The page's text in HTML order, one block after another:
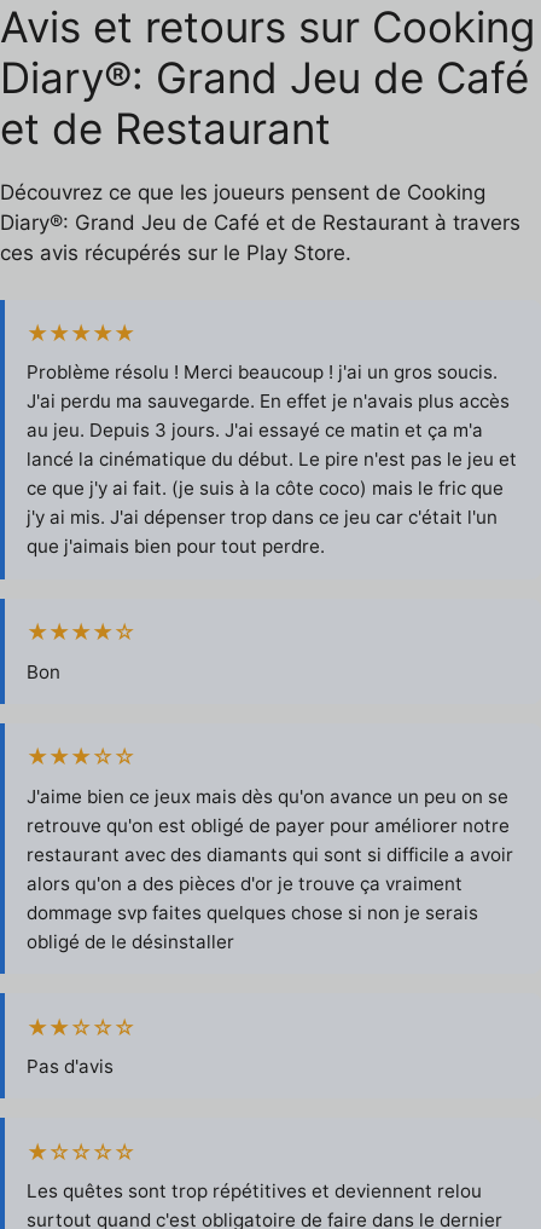
Avis et retours sur Cooking
Diary®: Grand Jeu de Café
et de Restaurant
Découvrez ce que les joueurs pensent de Cooking
Diary®: Grand Jeu de Café et de Restaurant à travers
ces avis récupérés sur le Play Store.
★★★★★
Problème résolu ! Merci beaucoup ! j'ai un gros soucis.
J'ai perdu ma sauvegarde. En effet je n'avais plus accès
au jeu. Depuis 3 jours. J'ai essayé ce matin et ça m'a
lancé la cinématique du début. Le pire n'est pas le jeu et
ce que j'y ai fait. (je suis à la côte coco) mais le fric que
j'y ai mis. J'ai dépenser trop dans ce jeu car c'était l'un
que j'aimais bien pour tout perdre.
★★★★☆
Bon
★★★☆☆
J'aime bien ce jeux mais dès qu'on avance un peu on se
retrouve qu'on est obligé de payer pour améliorer notre
restaurant avec des diamants qui sont si difficile a avoir
alors qu'on a des pièces d'or je trouve ça vraiment
dommage svp faites quelques chose si non je serais
obligé de le désinstaller
★★☆☆☆
Pas d'avis
★☆☆☆☆
Les quêtes sont trop répétitives et deviennent relou
surtout quand c'est obligatoire de faire dans le dernier